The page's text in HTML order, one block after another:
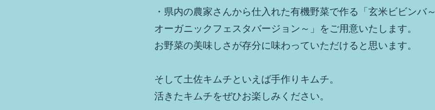
・県内の農家さんから仕入れた有機野菜で作る「玄米ビビンバ～
オーガニックフェスタバージョン～」をご用意いたします。
お野菜の美味しさが存分に味わっていただけると思います。
そして土佐キムチといえば手作りキムチ。
活きたキムチをぜひお楽しみください。